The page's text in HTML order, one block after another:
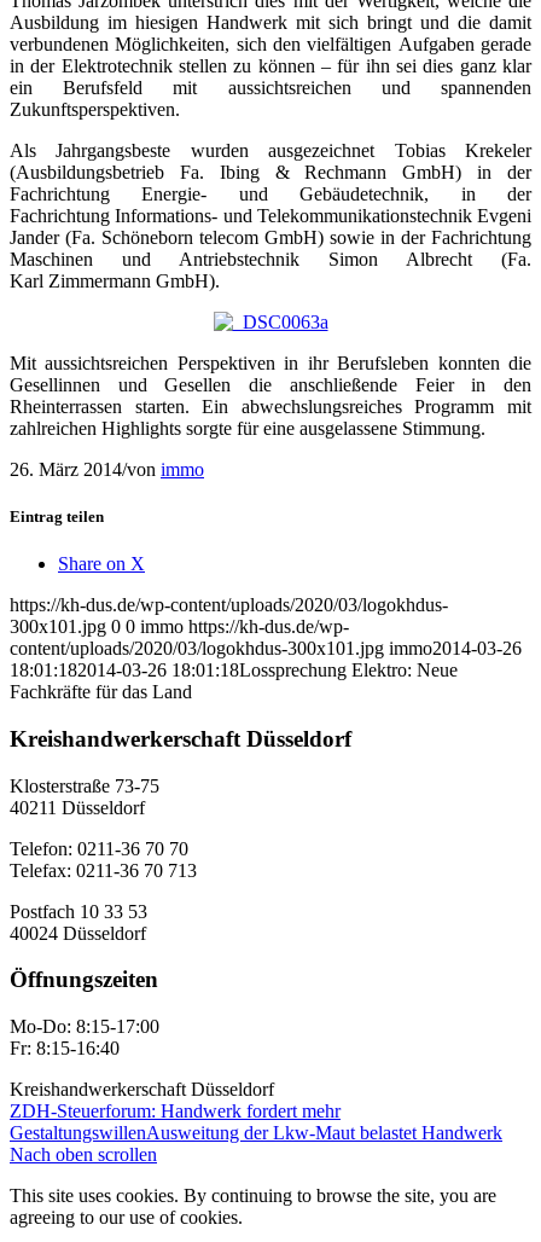
Ausbildung im hiesigen Handwerk mit sich bringt und die damit
verbundenen Möglichkeiten, sich den vielfältigen Aufgaben gerade
in der Elektrotechnik stellen zu können – für ihn sei dies ganz klar
ein Berufsfeld mit aussichtsreichen und spannenden
Zukunftsperspektiven.
Als Jahrgangsbeste wurden ausgezeichnet Tobias Krekeler
(Ausbildungsbetrieb Fa. Ibing & Rechmann GmbH) in der
Fachrichtung Energie- und Gebäudetechnik, in der
Fachrichtung Informations- und Telekommunikationstechnik Evgeni
Jander (Fa. Schöneborn telecom GmbH) sowie in der Fachrichtung
Maschinen und Antriebstechnik Simon Albrecht (Fa.
Karl Zimmermann GmbH).
Mit aussichtsreichen Perspektiven in ihr Berufsleben konnten die
Gesellinnen und Gesellen die anschließende Feier in den
Rheinterrassen starten. Ein abwechslungsreiches Programm mit
zahlreichen Highlights sorgte für eine ausgelassene Stimmung.
26. März 2014/von immo
Eintrag teilen
Share on X
https://kh-dus.de/wp-content/uploads/2020/03/logokhdus-
300x101.jpg 0 0 immo https://kh-dus.de/wp-
content/uploads/2020/03/logokhdus-300x101.jpg immo2014-03-26
18:01:182014-03-26 18:01:18Lossprechung Elektro: Neue
Fachkräfte für das Land
Kreishandwerkerschaft Düsseldorf
Klosterstraße 73-75
40211 Düsseldorf
Telefon: 0211-36 70 70
Telefax: 0211-36 70 713
Postfach 10 33 53
40024 Düsseldorf
Öffnungszeiten
Mo-Do: 8:15-17:00
Fr: 8:15-16:40
Kreishandwerkerschaft Düsseldorf
ZDH-Steuerforum: Handwerk fordert mehr
GestaltungswillenAusweitung der Lkw-Maut belastet Handwerk
Nach oben scrollen
This site uses cookies. By continuing to browse the site, you are
agreeing to our use of cookies.